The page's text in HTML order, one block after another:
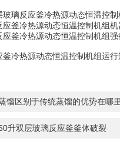
反应釜冷热源动态恒温控制
釜冷热源动态恒温控制机组
釜冷热源动态恒温控制机组强
热源动态恒温控制机组运行
馏区别于传统蒸馏的优势在哪
升双层玻璃反应釜釜体破裂